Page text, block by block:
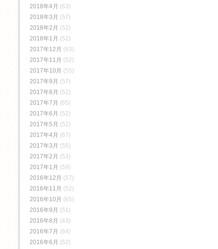
2018年4月 (63)
2018年3月 (57)
2018年2月 (52)
2018年1月 (52)
2017年12月 (63)
2017年11月 (52)
2017年10月 (55)
2017年9月 (57)
2017年8月 (52)
2017年7月 (65)
2017年6月 (52)
2017年5月 (52)
2017年4月 (67)
2017年3月 (55)
2017年2月 (53)
2017年1月 (59)
2016年12月 (57)
2016年11月 (52)
2016年10月 (65)
2016年9月 (51)
2016年8月 (43)
2016年7月 (64)
2016年6月 (52)